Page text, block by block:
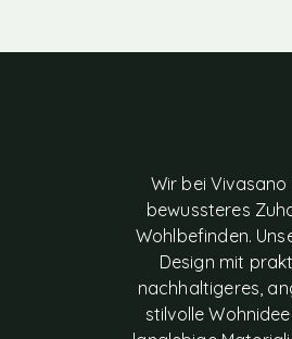
Wir bei
bewussteres
Wohlbefinden.
Design mit
nachhaltigeres,
stilvolle